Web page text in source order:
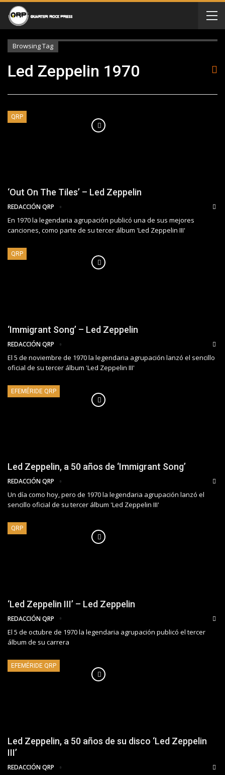
Browsing Tag
Led Zeppelin 1970
QRP
‘Out On The Tiles’ – Led Zeppelin
REDACCIÓN QRP
En 1970 la legendaria agrupación publicó una de sus mejores
canciones, como parte de su tercer álbum 'Led Zeppelin III'
QRP
‘Immigrant Song’ – Led Zeppelin
REDACCIÓN QRP
El 5 de noviembre de 1970 la legendaria agrupación lanzó el sencillo
oficial de su tercer álbum 'Led Zeppelin III'
EFEMÉRIDE QRP
Led Zeppelin, a 50 años de ‘Immigrant Song’
REDACCIÓN QRP
Un día como hoy, pero de 1970 la legendaria agrupación lanzó el
sencillo oficial de su tercer álbum 'Led Zeppelin III'
QRP
‘Led Zeppelin III’ – Led Zeppelin
REDACCIÓN QRP
El 5 de octubre de 1970 la legendaria agrupación publicó el tercer
álbum de su carrera
EFEMÉRIDE QRP
Led Zeppelin, a 50 años de su disco ‘Led Zeppelin
III’
REDACCIÓN QRP